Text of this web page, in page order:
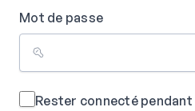
Mot de passe
Rester connecté pendant